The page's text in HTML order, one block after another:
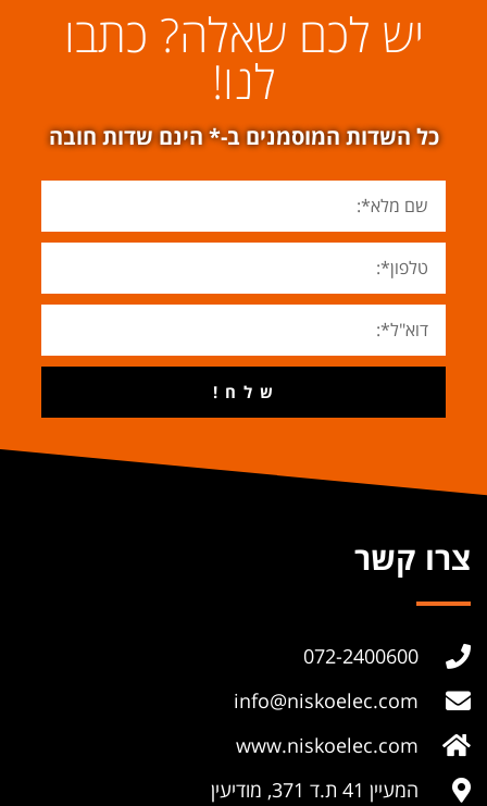
יש לכם שאלה? כתבו
לנו!
כל השדות המוסמנים ב-* הינם שדות חובה
ש ל ח !
צרו קשר
072-2400600
info@niskoelec.com
www.niskoelec.com
המעיין 41 ת.ד 371, מודיעין